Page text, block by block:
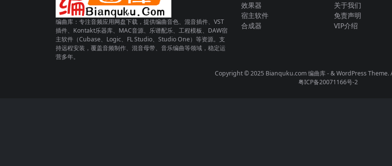
编曲库：专注音频应用网盘下载，提供编曲音色、混音插件、VST
插件、Kontakt乐器库、MAC音源、乐谱配乐、工程模板、DAW宿
主软件（Cubase、Logic、FL Studio、Studio One）等资源。支
持远程安装，覆盖音频制作、混音母带、音乐编曲等领域，稳定运
营多年。
效果器
宿主软件
合成器
关于我们
免责声明
VIP介绍
Copyright © 2025 Bianquku.com编曲库- & WordPress
粤ICP备20071166号-2